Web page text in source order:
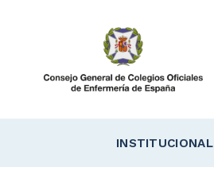
INSTITUCIONAL